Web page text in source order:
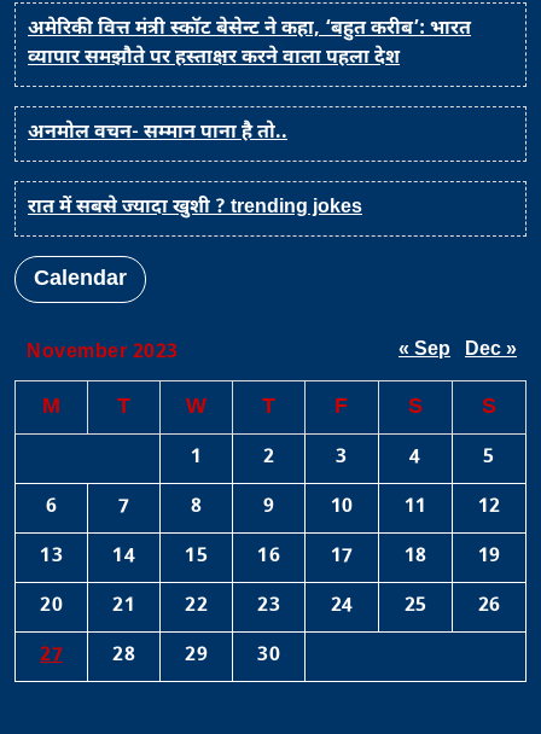
अमेरिकी वित्त मंत्री स्कॉट बेसेन्ट ने कहा, ‘बहुत करीब’: भारत
व्यापार समझौते पर हस्ताक्षर करने वाला पहला देश
अनमोल वचन- सम्मान पाना है तो..
रात में सबसे ज्यादा खुशी ? trending jokes
Calendar
November 2023
M T W T F S S
1 2 3 4
5
6
7 8 9 10 11
12
13
14 15 16 17 18
19
20
21 22 23 24 25
26
27
28 29 30
« Sep Dec »